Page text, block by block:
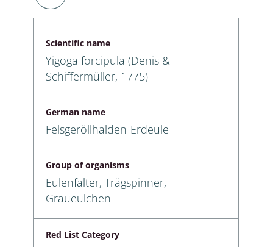
Scientific name
Yigoga forcipula (Denis &
Schiffermüller, 1775)
German name
Felsgeröllhalden-Erdeule
Group of organisms
Eulenfalter, Trägspinner,
Graueulchen
Red List Category